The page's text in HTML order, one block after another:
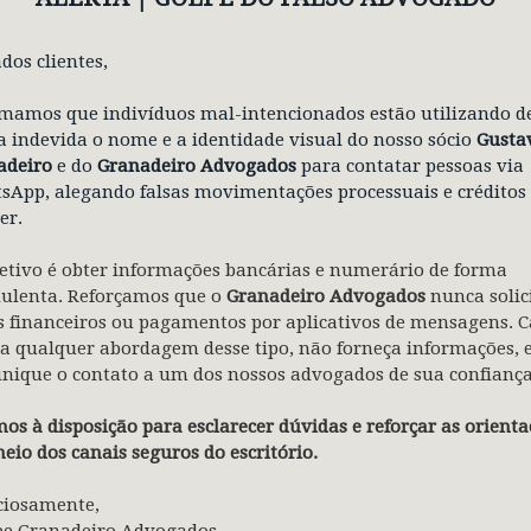
clientes,
que indivíduos mal-intencionados estão utilizando
indevida o nome e a identidade visual do nosso sócio
e do Granadeiro Advogados para contatar pessoas via
alegando falsas movimentações processuais e créditos
é obter informações bancárias e numerário de forma
Reforçamos que o Granadeiro Advogados nunca
financeiros ou pagamentos por aplicativos de mensagens.
qualquer abordagem desse tipo, não forneça informações, e
o contato a um dos nossos advogados de sua
à disposição para esclarecer dúvidas e reforçar as
dos canais seguros do escritório.
atividades extraclasse. As atividades
pelo pagamento da hora-aula,
salientou a magistrada.
partes, mas o TRT-RS negou
Fernando Luiz de Moura
grau e esclareceu que o Tema 958
básica pública, não se aplicando aos
é no sentido de que as atividades
já estão incluídas na remuneração. A
a alimentação das plataformas da
sobre as próximas aulas e avaliações